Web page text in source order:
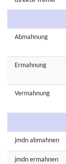
Abmahnung
Ermahnung
Vermahnung
jmdn abmahnen
jmdn ermahnen